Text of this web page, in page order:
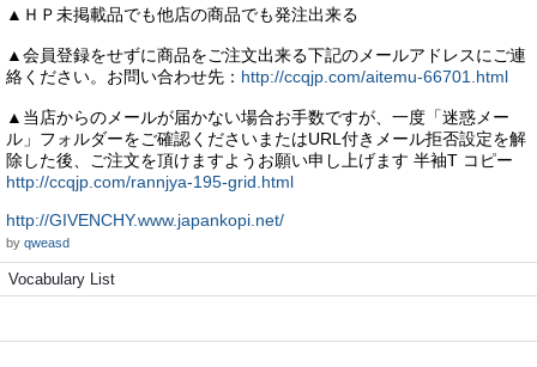
▲ＨＰ未掲載品でも他店の商品でも発注出来る
▲会員登録をせずに商品をご注文出来る下記のメールアドレスにご連
絡ください。お問い合わせ先： http://ccqjp.com/aitemu-66701.html
▲当店からのメールが届かない場合お手数ですが、一度「迷惑メー
ル」フォルダーをご確認くださいまたはURL付きメール拒否設定を解
除した後、ご注文を頂けますようお願い申し上げます 半袖T コピー
http://ccqjp.com/rannjya-195-grid.html
http://GIVENCHY.www.japankopi.net/
by qweasd
Vocabulary List